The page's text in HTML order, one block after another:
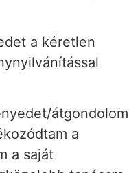
a kéretlen
átgondolom
a
a saját